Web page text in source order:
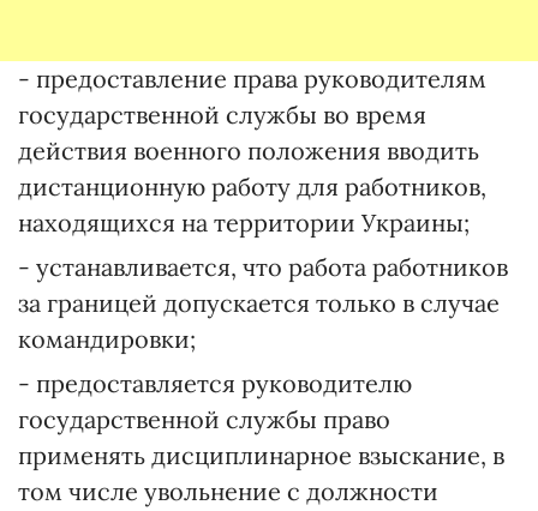
- предоставление права руководителям
государственной службы во время
действия военного положения вводить
дистанционную работу для работников,
находящихся на территории Украины;
- устанавливается, что работа работников
за границей допускается только в случае
командировки;
- предоставляется руководителю
государственной службы право
применять дисциплинарное взыскание, в
том числе увольнение с должности